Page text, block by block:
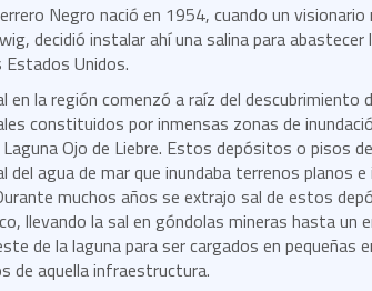
Negro nació en 1954, cuando un
decidió instalar ahí una salina para abastecer
Unidos.
en la región comenzó a raíz del
constituidos por inmensas zonas de
Ojo de Liebre. Estos depósitos o pisos
del agua de mar que inundaba terrenos planos
muchos años se extrajo sal de estos
llevando la sal en góndolas mineras hasta un
de la laguna para ser cargados en pequeñas
de aquella infraestructura.